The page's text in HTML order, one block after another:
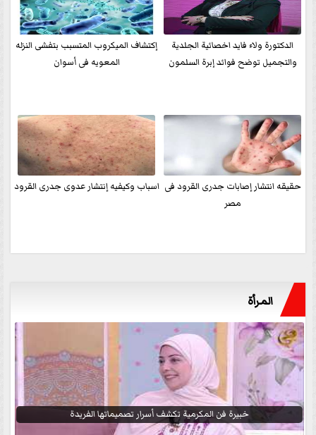
الدكتورة ولاء فايد اخصائية الجلدية
والتجميل توضح فوائد إبرة السلمون
إكتشاف الميكروب المتسبب بتفشى النزله
المعويه فى أسوان
حقيقه انتشار إصابات جدرى القرود فى
مصر
اسباب وكيفيه إنتشار عدوى جدرى القرود
المرأة
خبيرة فن المكرمية تكشف أسرار تصميماتها الفريدة